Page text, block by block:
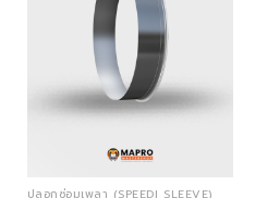
ปลอกซ่อมเพลา (SPEEDI SLEEVE)